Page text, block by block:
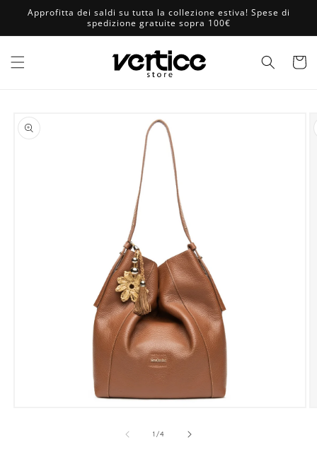
direttamente
Approfitta dei saldi su tutta la collezione estiva! Spese di
spedizione gratuite sopra 100€
Carrello
informazioni
sul prodotto
1 /su
4